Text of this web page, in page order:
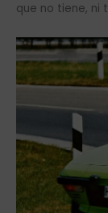
que no tiene, ni